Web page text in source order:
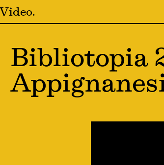
Video
Bibliotopia